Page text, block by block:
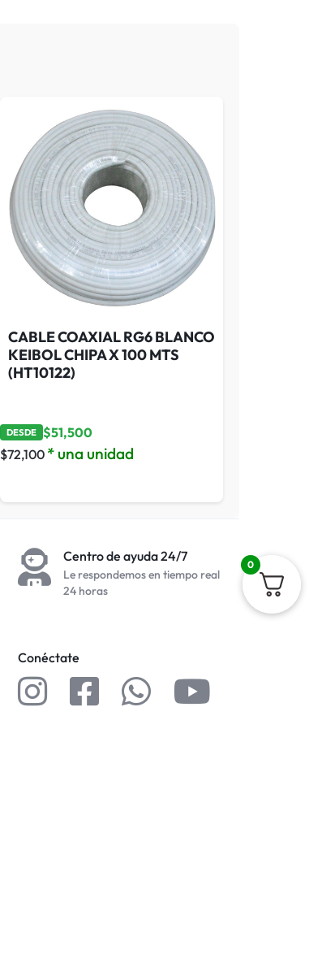
CABLE COAXIAL RG6 BLANCO
KEIBOL CHIPA X 100 MTS
(HT10122)
DESDE $51,500
$72,100 * una unidad
Centro de ayuda 24/7
Le respondemos en tiempo real
24 horas
Conéctate
0